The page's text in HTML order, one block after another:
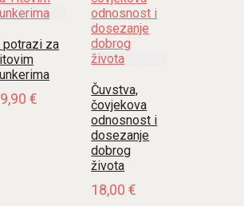
potrazi za
€
Čuvstva,
čovjekova
odnosnost i
dosezanje
dobrog
života
18,00€